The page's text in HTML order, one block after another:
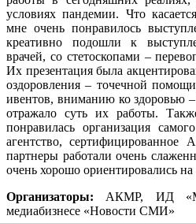
условиях пандемии. Что
мне очень понравилось
креативно подошли к
врачей, со стетоскопами –
Их презентация была
оздоровления – точечной
ивентов, вниманию ко здоровью
отражало суть их работы.
понравилась организация
агентство,
партнеры работали очень
очень хорошо ориентировались на
Организаторы: АКМР, ИД
медиабизнесе «Новости СМИ»